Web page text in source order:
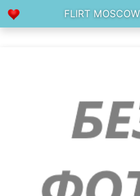
FLIRT MOSCOW